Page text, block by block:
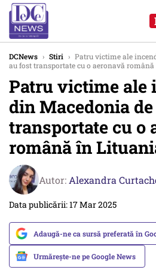
DCNews › Stiri › Patru victime ale
au fost transportate cu o aeronavă
Patru victime ale
din Macedonia
transportate cu o
română în
Autor: Alexandra
Data publicării: 17 Mar 2025
Adaugă-ne ca sursă preferată în
Urmărește-ne pe Google News